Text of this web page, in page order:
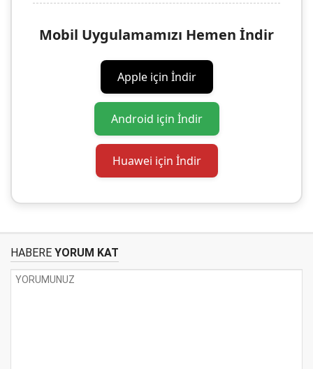
Mobil Uygulamamızı Hemen İndir
Apple için İndir
Android için İndir
Huawei için İndir
HABERE YORUM KAT